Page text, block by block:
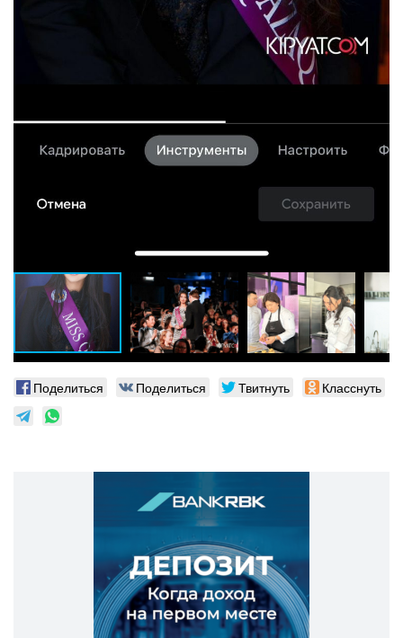
Поделиться Поделиться Твитнуть Класснуть